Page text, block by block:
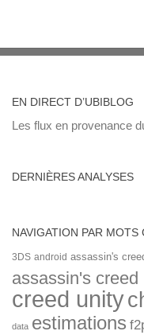
EN DIRECT D’UBIBLOG
Les flux en provenance
DERNIÈRES ANALYSES
NAVIGATION PAR MOTS
3DS android assassin's
assassin's creed
creed unity
data estimations